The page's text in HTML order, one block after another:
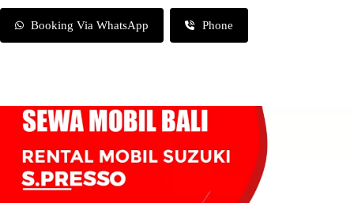
Booking Via WhatsApp Phone